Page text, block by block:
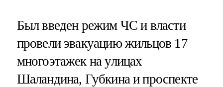
Был введен режим ЧС и власти
провели эвакуацию жильцов 17
многоэтажек на улицах
Шаландина, Губкина и проспекте